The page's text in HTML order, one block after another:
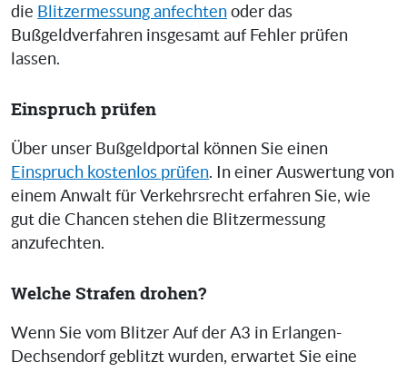
die Blitzermessung anfechten oder das
Bußgeldverfahren insgesamt auf Fehler prüfen
lassen.
Einspruch prüfen
Über unser Bußgeldportal können Sie einen
Einspruch kostenlos prüfen. In einer Auswertung von
einem Anwalt für Verkehrsrecht erfahren Sie, wie
gut die Chancen stehen die Blitzermessung
anzufechten.
Welche Strafen drohen?
Wenn Sie vom Blitzer Auf der A3 in Erlangen-
Dechsendorf geblitzt wurden, erwartet Sie eine